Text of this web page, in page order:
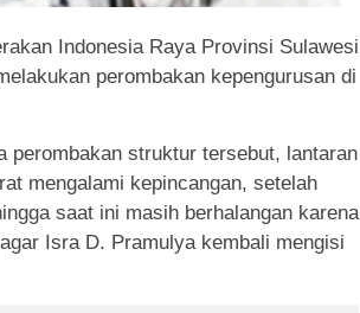
Indonesia Raya Provinsi Sulawesi
perombakan kepengurusan di
perombakan struktur tersebut, lantaran
mengalami kepincangan, setelah
saat ini masih berhalangan karena
Isra D. Pramulya kembali mengisi